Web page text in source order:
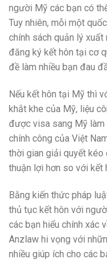
người Mỹ các bạn có
Tuy nhiên, mỗi một
chính sách quản lý
đăng ký kết hôn tại cơ
đề làm nhiều bạn đau
Nếu kết hôn tại Mỹ thì
khắt khe của Mỹ, liệu
được visa sang Mỹ làm
chính công của Việt
thời gian giải quyết kéo
thuận lợi hơn so với kết
Bằng kiến thức pháp
thủ tục kết hôn với
các bạn hiểu chính xác
Anzlaw hi vọng với
nhiều giúp ích cho các